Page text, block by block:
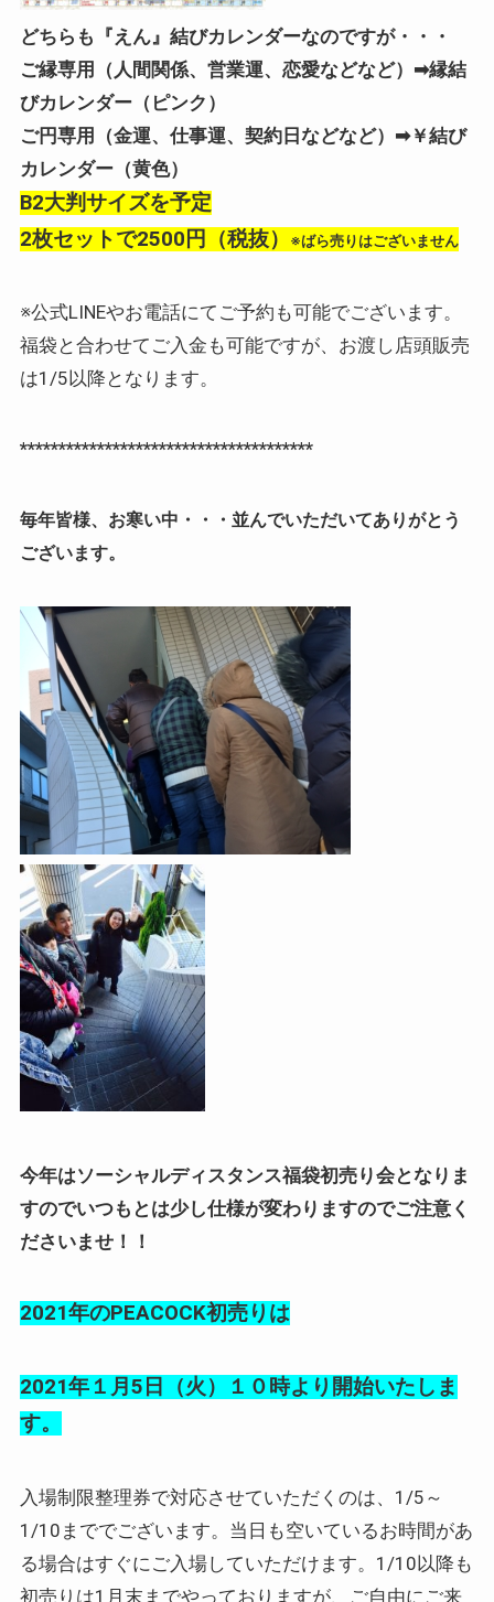
どちらも『えん』結びカレンダーなのですが・・・
ご縁専用（人間関係、営業運、恋愛などなど）➡縁結
びカレンダー（ピンク）
ご円専用（金運、仕事運、契約日などなど）➡￥結び
カレンダー（黄色）
B2大判サイズを予定
2枚セットで2500円（税抜）
※ばら売りはございません
※公式LINEやお電話にてご予約も可能でございます。
福袋と合わせてご入金も可能ですが、お渡し店頭販売
は1/5以降となります。
**************************************
毎年皆様、お寒い中・・・並んでいただいてありがとう
ございます。
今年はソーシャルディスタンス福袋初売り会となりま
すのでいつもとは少し仕様が変わりますのでご注意く
ださいませ！！
2021年のPEACOCK初売りは
2021年１月5日（火）１０時より開始いたしま
す。
入場制限整理券で対応させていただくのは、1/5～
1/10まででございます。当日も空いているお時間があ
る場合はすぐにご入場していただけます。1/10以降も
初売りは1月末までやっておりますが、ご自由にご来